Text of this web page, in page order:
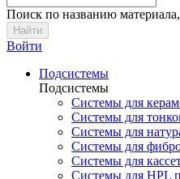
Поиск по названию
Войти
Подсистемы
Подсистемы
Системы для
Системы для
Системы для
Системы для
Системы для
Системы для HPL